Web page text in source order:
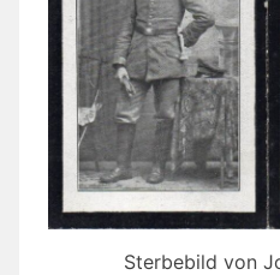
Sterbebild von